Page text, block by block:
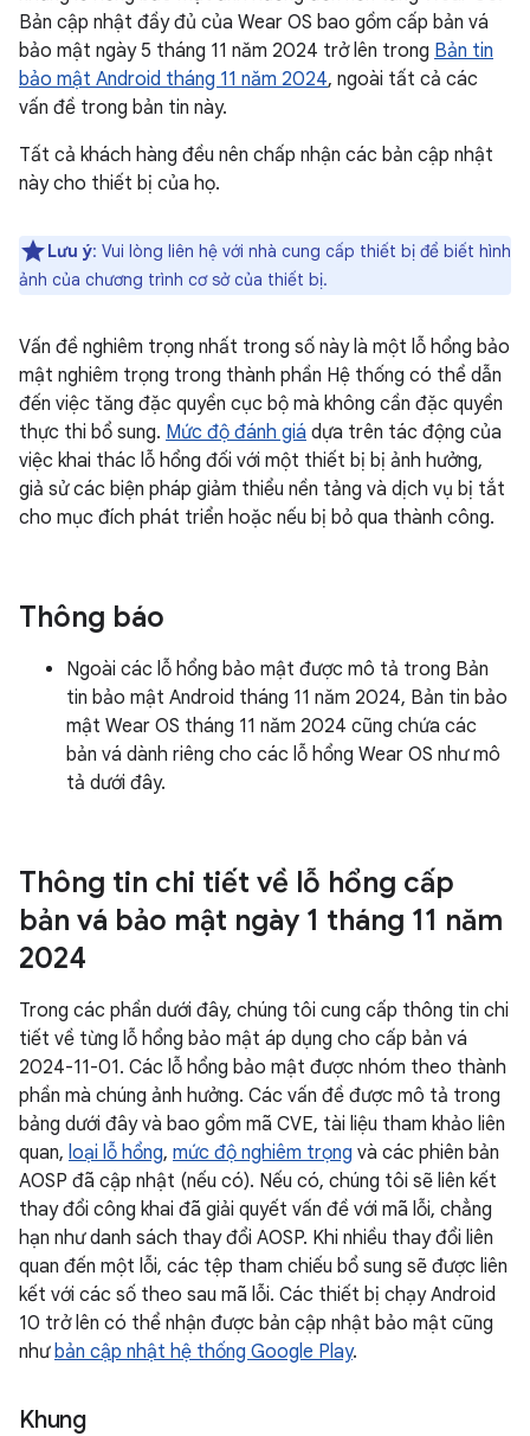
Bản cập nhật đầy đủ của Wear OS bao gồm cấp bản vá
bảo mật ngày 5 tháng 11 năm 2024 trở lên trong Bản tin
bảo mật Android tháng 11 năm 2024, ngoài tất cả các
vấn đề trong bản tin này.
Tất cả khách hàng đều nên chấp nhận các bản cập nhật
này cho thiết bị của họ.
Lưu ý: Vui lòng liên hệ với nhà cung cấp thiết bị để biết hình
ảnh của chương trình cơ sở của thiết bị.
Vấn đề nghiêm trọng nhất trong số này là một lỗ hổng bảo
mật nghiêm trọng trong thành phần Hệ thống có thể dẫn
đến việc tăng đặc quyền cục bộ mà không cần đặc quyền
thực thi bổ sung. Mức độ đánh giá dựa trên tác động của
việc khai thác lỗ hổng đối với một thiết bị bị ảnh hưởng,
giả sử các biện pháp giảm thiểu nền tảng và dịch vụ bị tắt
cho mục đích phát triển hoặc nếu bị bỏ qua thành công.
Thông báo
Ngoài các lỗ hổng bảo mật được mô tả trong Bản
tin bảo mật Android tháng 11 năm 2024, Bản tin bảo
mật Wear OS tháng 11 năm 2024 cũng chứa các
bản vá dành riêng cho các lỗ hổng Wear OS như mô
tả dưới đây.
Thông tin chi tiết về lỗ hổng cấp
bản vá bảo mật ngày 1 tháng 11 năm
2024
Trong các phần dưới đây, chúng tôi cung cấp thông tin chi
tiết về từng lỗ hổng bảo mật áp dụng cho cấp bản vá
2024-11-01. Các lỗ hổng bảo mật được nhóm theo thành
phần mà chúng ảnh hưởng. Các vấn đề được mô tả trong
bảng dưới đây và bao gồm mã CVE, tài liệu tham khảo liên
quan, loại lỗ hổng, mức độ nghiêm trọng và các phiên bản
AOSP đã cập nhật (nếu có). Nếu có, chúng tôi sẽ liên kết
thay đổi công khai đã giải quyết vấn đề với mã lỗi, chẳng
hạn như danh sách thay đổi AOSP. Khi nhiều thay đổi liên
quan đến một lỗi, các tệp tham chiếu bổ sung sẽ được liên
kết với các số theo sau mã lỗi. Các thiết bị chạy Android
10 trở lên có thể nhận được bản cập nhật bảo mật cũng
nhưbản cập nhật hệ thống Google Play.
Khung